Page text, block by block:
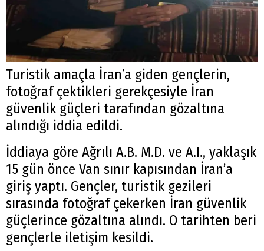
Turistik amaçla İran’a giden gençlerin,
fotoğraf çektikleri gerekçesiyle İran
güvenlik güçleri tarafından gözaltına
alındığı iddia edildi.
İddiaya göre Ağrılı A.B. M.D. ve A.I., yaklaşık
15 gün önce Van sınır kapısından İran’a
giriş yaptı. Gençler, turistik gezileri
sırasında fotoğraf çekerken İran güvenlik
güçlerince gözaltına alındı. O tarihten beri
gençlerle iletişim kesildi.